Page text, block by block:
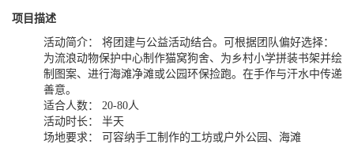
项目描述
活动简介： 将团建与公益活动结合。可根据团队偏好选择：
为流浪动物保护中心制作猫窝狗舍、为乡村小学拼装书架并绘
制图案、进行海滩净滩或公园环保捡跑。在手作与汗水中传递
善意。
适合人数： 20-80人
活动时长： 半天
场地要求： 可容纳手工制作的工坊或户外公园、海滩